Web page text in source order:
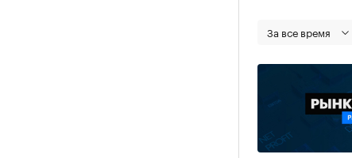
За все время